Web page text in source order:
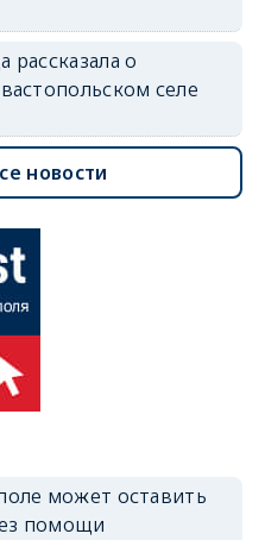
о
селе
новости
может оставить
помощи